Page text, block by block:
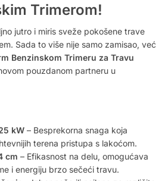
Trimerom!
jutro i miris sveže pokošene trave
Sada to više nije samo zamisao, već
Benzinskom Trimeru za Travu
pouzdanom partneru u
kW – Besprekorna snaga koja
terena pristupa s lakoćom.
cm – Efikasnost na delu, omogućava
i energiju brzo sečeći travu.